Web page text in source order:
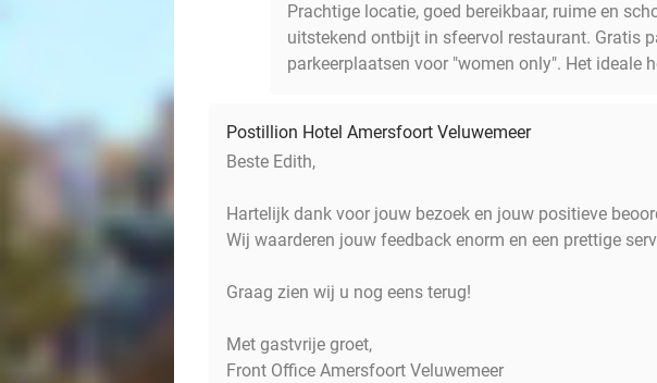
Prachtige locatie, goed bereikbaar, ruime en
uitstekend ontbijt in sfeervol restaurant. Gratis
parkeerplaatsen voor "women only". Het ideale
Postillion Hotel Amersfoort Veluwemeer
Beste Edith,
Hartelijk dank voor jouw bezoek en jouw positieve
Wij waarderen jouw feedback enorm en een prettige
Graag zien wij u nog eens terug!
Met gastvrije groet,
Front Office Amersfoort Veluwemeer